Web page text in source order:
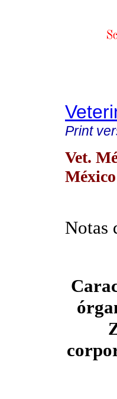
Print
Vet.
Notas